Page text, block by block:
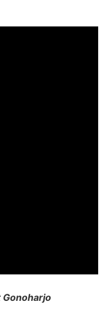
Gonoharjo